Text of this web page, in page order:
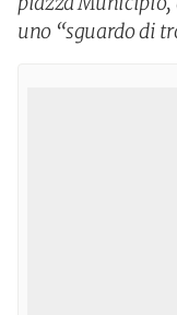
uno “sguardo di